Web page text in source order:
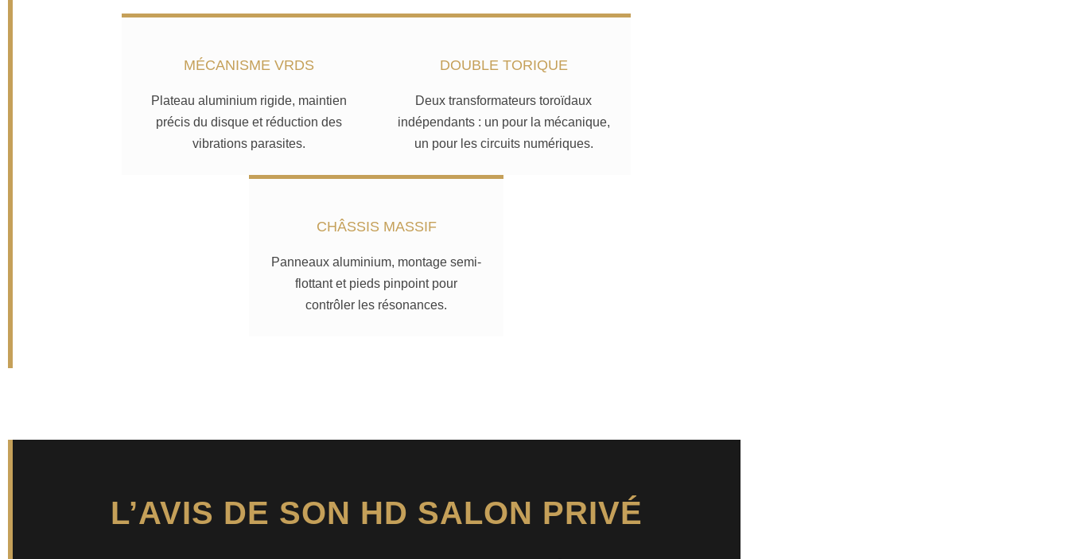
MÉCANISME VRDS
Plateau aluminium rigide, maintien
précis du disque et réduction des
vibrations parasites.
DOUBLE TORIQUE
Deux transformateurs toroïdaux
indépendants : un pour la mécanique,
un pour les circuits numériques.
CHÂSSIS MASSIF
Panneaux aluminium, montage semi-
flottant et pieds pinpoint pour
contrôler les résonances.
L’AVIS DE SON HD SALON PRIVÉ